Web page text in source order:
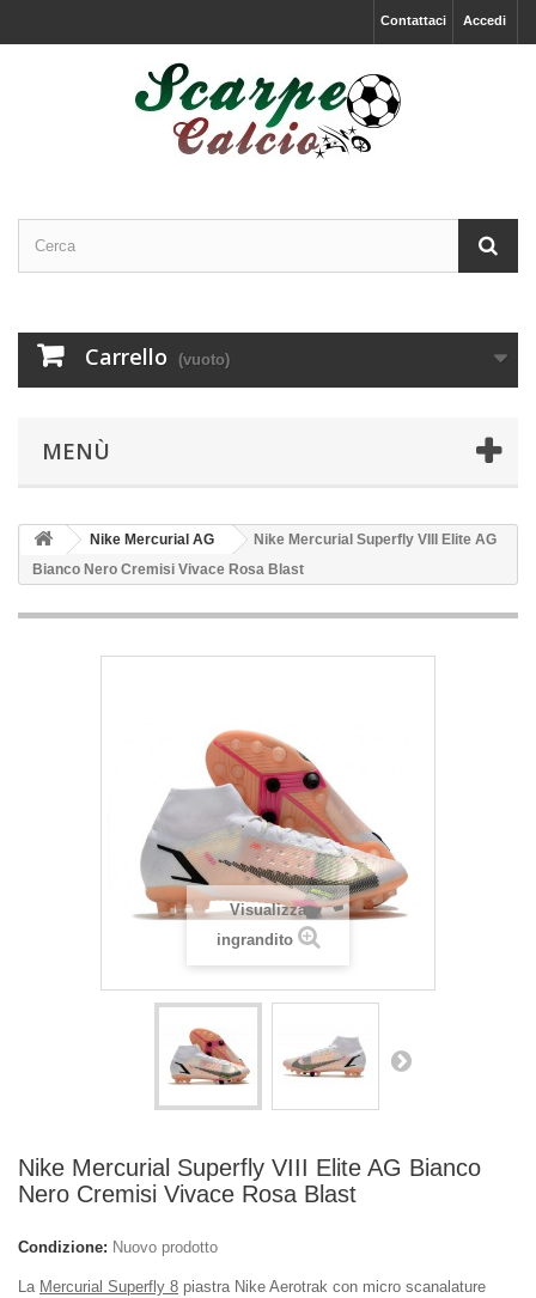
Accedi
Contattaci
Carrello (vuoto)
MENÙ
Nike Mercurial AG
Nike Mercurial Superfly VIII Elite AG
Bianco Nero Cremisi Vivace Rosa Blast
Visualizza
ingrandito
Nike Mercurial Superfly VIII Elite AG Bianco
Nero Cremisi Vivace Rosa Blast
Condizione: Nuovo prodotto
La Mercurial Superfly 8 piastra Nike Aerotrak con micro scanalature